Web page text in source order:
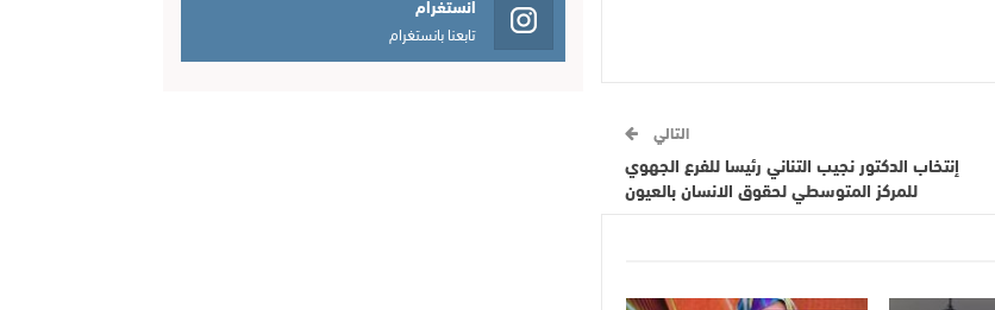
التالي
إنتخاب الدكتور نجيب التناني رئيسا للفرع الجهوي
للمركز المتوسطي لحقوق الانسان بالعيون
تابعنا بانستغرام